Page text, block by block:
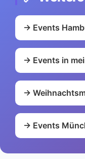
→ Events
→ Events in
→
→ Events